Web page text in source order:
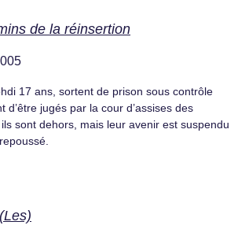
de la réinsertion
17 ans, sortent de prison sous contrôle
d’être jugés par la cour d’assises des
ils sont dehors, mais leur avenir est suspendu